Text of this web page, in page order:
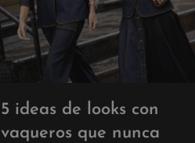
5 ideas de looks con
vaqueros que nunca